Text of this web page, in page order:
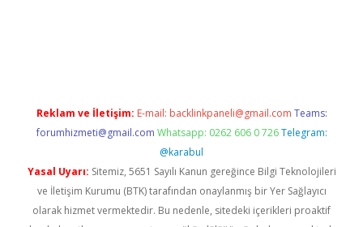
Reklam ve İletişim: E-mail: backlinkpaneli@gmail.com Teams:
forumhizmeti@gmail.com Whatsapp: 0262 606 0 726 Telegram:
@karabul
Yasal Uyarı: Sitemiz, 5651 Sayılı Kanun gereğince Bilgi Teknolojileri
ve İletişim Kurumu (BTK) tarafından onaylanmış bir Yer Sağlayıcı
olarak hizmet vermektedir. Bu nedenle, sitedeki içerikleri proaktif